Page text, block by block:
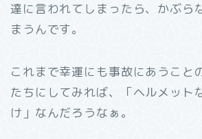
達に言われてしまったら、かぶら
まうんです。
これまで幸運にも事故にあうこと
たちにしてみれば、「ヘルメット
け」なんだろうなぁ。